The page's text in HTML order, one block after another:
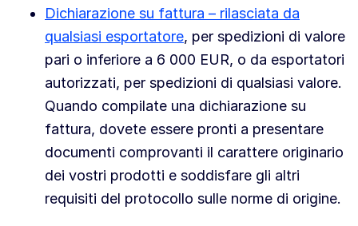
Dichiarazione su fattura – rilasciata da
qualsiasi esportatore, per spedizioni di valore
pari o inferiore a 6 000 EUR, o da esportatori
autorizzati, per spedizioni di qualsiasi valore.
Quando compilate una dichiarazione su
fattura, dovete essere pronti a presentare
documenti comprovanti il carattere originario
dei vostri prodotti e soddisfare gli altri
requisiti del protocollo sulle norme di origine.